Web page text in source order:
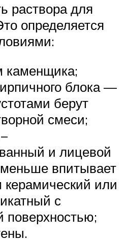
раствора для
определяется
каменщика;
блока —
берут
смеси;
и лицевой
впитывает
керамический или
с
поверхностью;